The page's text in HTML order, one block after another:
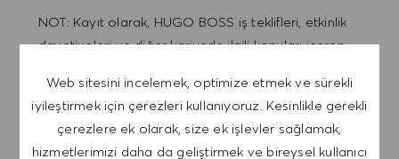
Web sitesini incelemek, optimize etmek ve sürekli
iyileştirmek için çerezleri kullanıyoruz. Kesinlikle gerekli
çerezlere ek olarak, size ek işlevler sağlamak,
hizmetlerimizi daha da geliştirmek ve bireysel kullanıcı
NOT: Kayıt olarak, HUGO BOSS iş teklifleri, etkinlik
davetiyeleri ve diğer kariyerle ilgili konuları içeren
postalardan istediğim zaman, örneğin her e-
postada bulunan bağlantıya tıklayarak,
çıkabileceğimi kabul ediyorum. Kişisel verilerimin